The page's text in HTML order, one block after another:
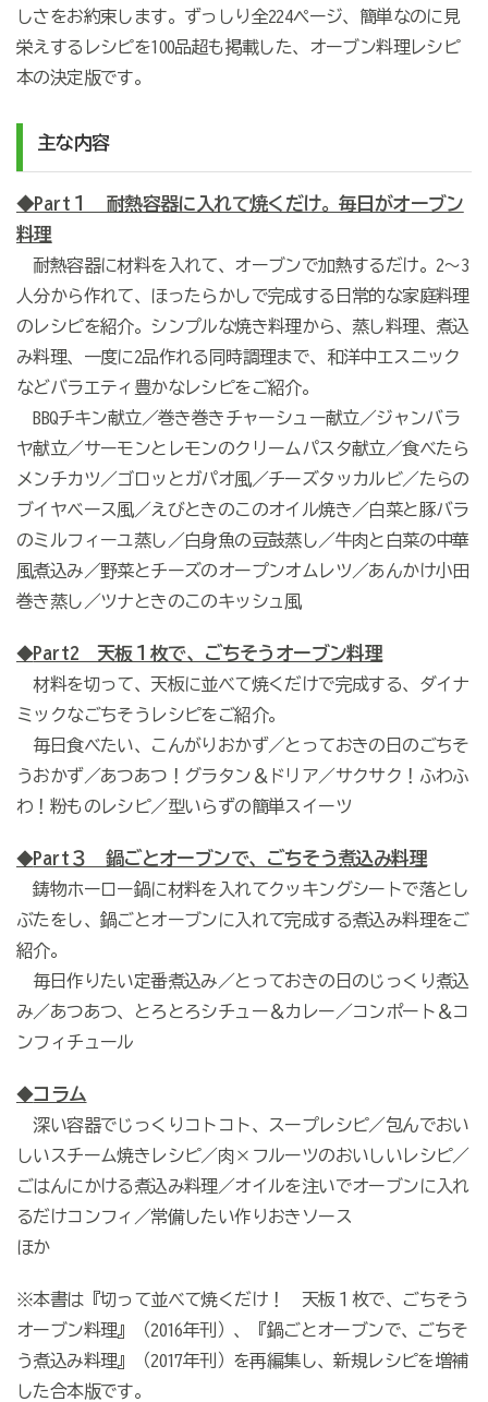
しさをお約束します。ずっしり全224ページ、簡単なのに見
栄えするレシピを100品超も掲載した、オーブン料理レシピ
本の決定版です。
主な内容
◆Part１ 耐熱容器に入れて焼くだけ。毎日がオーブン
料理
耐熱容器に材料を入れて、オーブンで加熱するだけ。2～3
人分から作れて、ほったらかしで完成する日常的な家庭料理
のレシピを紹介。シンプルな焼き料理から、蒸し料理、煮込
み料理、一度に2品作れる同時調理まで、和洋中エスニック
などバラエティ豊かなレシピをご紹介。
BBQチキン献立／巻き巻きチャーシュー献立／ジャンバラ
ヤ献立／サーモンとレモンのクリームパスタ献立／食べたら
メンチカツ／ゴロッとガパオ風／チーズタッカルビ／たらの
ブイヤベース風／えびときのこのオイル焼き／白菜と豚バラ
のミルフィーユ蒸し／白身魚の豆鼓蒸し／牛肉と白菜の中華
風煮込み／野菜とチーズのオープンオムレツ／あんかけ小田
巻き蒸し／ツナときのこのキッシュ風
◆Part2 天板１枚で、ごちそうオーブン料理
材料を切って、天板に並べて焼くだけで完成する、ダイナ
ミックなごちそうレシピをご紹介。
毎日食べたい、こんがりおかず／とっておきの日のごちそ
うおかず／あつあつ！グラタン＆ドリア／サクサク！ふわふ
わ！粉ものレシピ／型いらずの簡単スイーツ
◆Part３ 鍋ごとオーブンで、ごちそう煮込み料理
鋳物ホーロー鍋に材料を入れてクッキングシートで落とし
ぶたをし、鍋ごとオーブンに入れて完成する煮込み料理をご
紹介。
毎日作りたい定番煮込み／とっておきの日のじっくり煮込
み／あつあつ、とろとろシチュー＆カレー／コンポート＆コ
ンフィチュール
◆コラム
深い容器でじっくりコトコト、スープレシピ／包んでおい
しいスチーム焼きレシピ／肉×フルーツのおいしいレシピ／
ごはんにかける煮込み料理／オイルを注いでオーブンに入れ
るだけコンフィ／常備したい作りおきソース
ほか
※本書は『切って並べて焼くだけ！ 天板１枚で、ごちそう
オーブン料理』（2016年刊）、『鍋ごとオーブンで、ごちそ
う煮込み料理』（2017年刊）を再編集し、新規レシピを増補
した合本版です。